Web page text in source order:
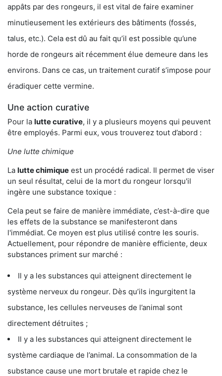
appâts par des rongeurs, il est vital de faire examiner
minutieusement les extérieurs des bâtiments (fossés,
talus, etc.). Cela est dû au fait qu’il est possible qu’une
horde de rongeurs ait récemment élue demeure dans les
environs. Dans ce cas, un traitement curatif s’impose pour
éradiquer cette vermine.
Une action curative
Pour la lutte curative, il y a plusieurs moyens qui peuvent
être employés. Parmi eux, vous trouverez tout d’abord :
Une lutte chimique
La lutte chimique est un procédé radical. Il permet de viser
un seul résultat, celui de la mort du rongeur lorsqu'il
ingère une substance toxique :
Cela peut se faire de manière immédiate, c’est-à-dire que
les effets de la substance se manifesteront dans
l'immédiat. Ce moyen est plus utilisé contre les souris.
Actuellement, pour répondre de manière efficiente, deux
substances priment sur marché :
Il y a les substances qui atteignent directement le
système nerveux du rongeur. Dès qu’ils ingurgitent la
substance, les cellules nerveuses de l’animal sont
directement détruites ;
Il y a les substances qui atteignent directement le
système cardiaque de l’animal. La consommation de la
substance cause une mort brutale et rapide chez le